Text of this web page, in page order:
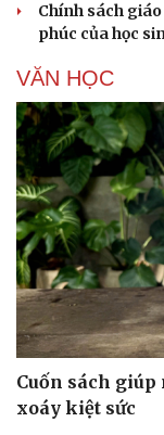
Cải chính
Chính sách
phúc của học
VĂN HỌC
Cuốn sách
xoáy kiệt sức